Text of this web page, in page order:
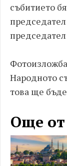
събитието
Народното
това ще
Още